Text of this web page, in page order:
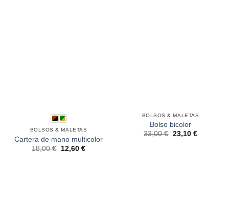
BOLSOS & MALETAS
Cartera de mano multicolor
18,00€ 12,60 €
BOLSOS & MALETAS
Bolso bicolor
33,00€ 23,10 €